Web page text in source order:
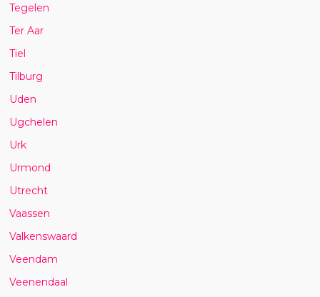
Tegelen
Ter Aar
Tiel
Tilburg
Uden
Ugchelen
Urk
Urmond
Utrecht
Vaassen
Valkenswaard
Veendam
Veenendaal